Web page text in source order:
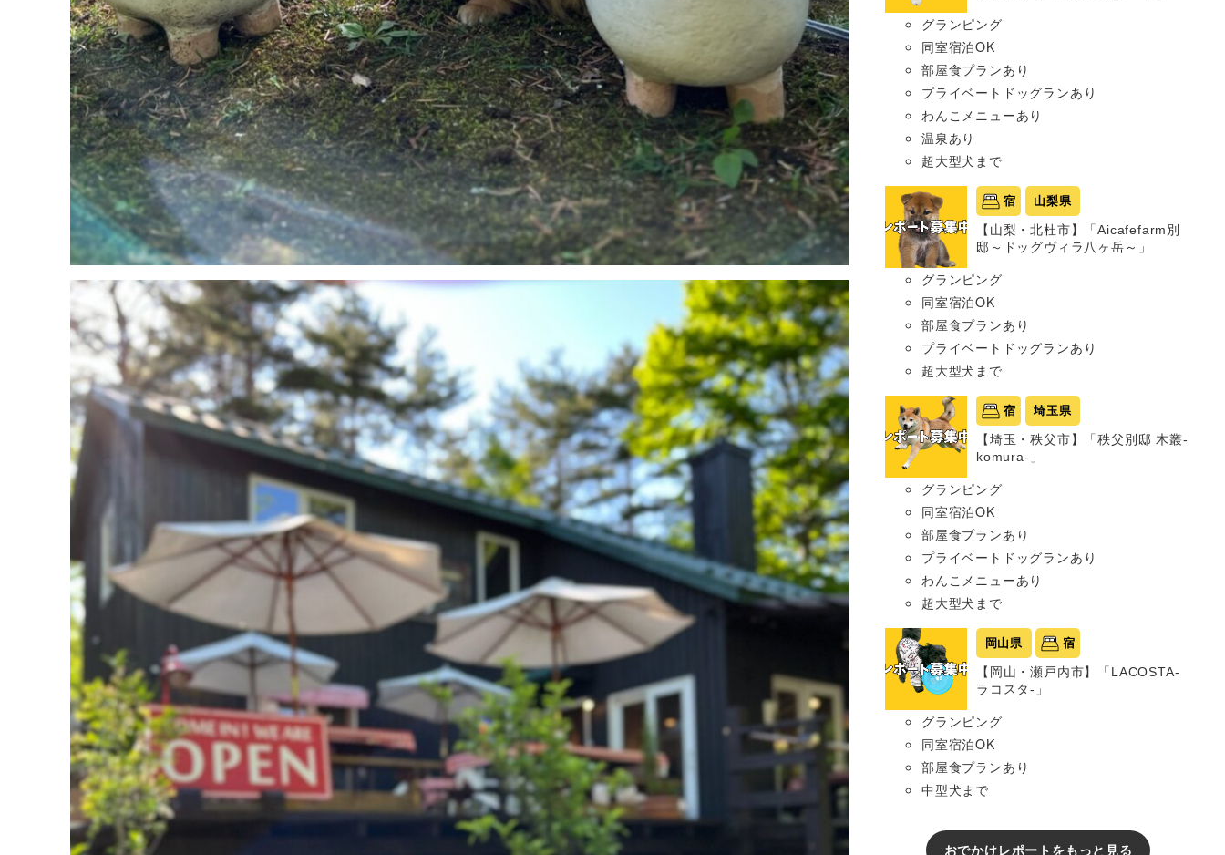
グランピング
同室宿泊OK
部屋食プランあり
プライベートドッグランあり
わんこメニューあり
温泉あり
超大型犬まで
宿 山梨県
【山梨・北杜市】「Aicafefarm別
邸～ドッグヴィラ八ヶ岳～」
グランピング
同室宿泊OK
部屋食プランあり
プライベートドッグランあり
超大型犬まで
宿 埼玉県
【埼玉・秩父市】「秩父別邸 木叢-
komura-」
グランピング
同室宿泊OK
部屋食プランあり
プライベートドッグランあり
わんこメニューあり
超大型犬まで
岡山県 宿
【岡山・瀬戸内市】「LACOSTA-
ラコスタ-」
グランピング
同室宿泊OK
部屋食プランあり
中型犬まで
おでかけレポートをもっと見る